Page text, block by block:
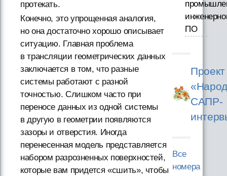
протекать.
Конечно, это упрощенная аналогия,
но она достаточно хорошо описывает
ситуацию. Главная проблема
в трансляции геометрических данных
заключается в том, что разные
системы работают с разной
точностью. Слишком часто при
переносе данных из одной системы
в другую в геометрии появляются
зазоры и отверстия. Иногда
перенесенная модель представляется
набором разрозненных поверхностей,
которые вам придется «сшить», чтобы
ПО
Проект
САПР-
Все
номера